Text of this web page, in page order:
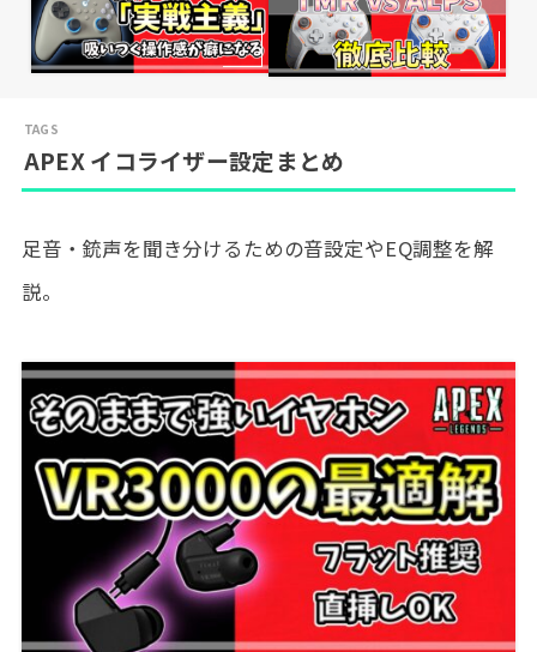
APEX イコライザー設定まとめ
足音・銃声を聞き分けるための音設定やEQ調整を解
説。